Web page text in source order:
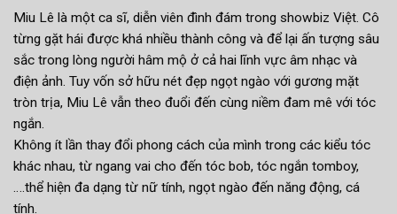
Miu Lê là một ca sĩ, diễn viên đình đám trong showbiz Việt. Cô
từng gặt hái được khá nhiều thành công và để lại ấn tượng sâu
sắc trong lòng người hâm mộ ở cả hai lĩnh vực âm nhạc và
điện ảnh. Tuy vốn sở hữu nét đẹp ngọt ngào với gương mặt
tròn trịa, Miu Lê vẫn theo đuổi đến cùng niềm đam mê với tóc
ngắn.
Không ít lần thay đổi phong cách của mình trong các kiểu tóc
khác nhau, từ ngang vai cho đến tóc bob, tóc ngắn tomboy,
….thể hiện đa dạng từ nữ tính, ngọt ngào đến năng động, cá
tính.